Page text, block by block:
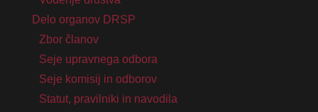
Delo organov DRSP
Zbor članov
Seje upravnega odbora
Seje komisij in odborov
Statut, pravilniki in navodila